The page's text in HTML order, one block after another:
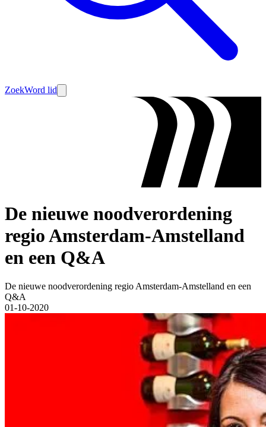
ZoekWord lid
De nieuwe noodverordening
regio Amsterdam-Amstelland
en een Q&A
De nieuwe noodverordening regio Amsterdam-Amstelland en een
Q&A
01-10-2020